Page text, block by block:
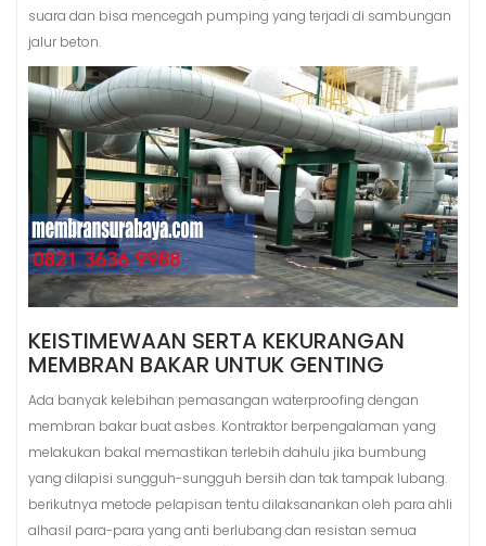
suara dan bisa mencegah pumping yang terjadi di sambungan
jalur beton.
KEISTIMEWAAN SERTA KEKURANGAN
MEMBRAN BAKAR UNTUK GENTING
Ada banyak kelebihan pemasangan waterproofing dengan
membran bakar buat asbes. Kontraktor berpengalaman yang
melakukan bakal memastikan terlebih dahulu jika bumbung
yang dilapisi sungguh-sungguh bersih dan tak tampak lubang.
berikutnya metode pelapisan tentu dilaksanankan oleh para ahli
alhasil para-para yang anti berlubang dan resistan semua